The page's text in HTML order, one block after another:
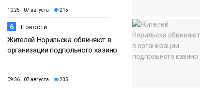
10:25 07 августа 215
6 Новости
Жителей Норильска обвиняют в
организации подпольного казино
09:36 07 августа 235